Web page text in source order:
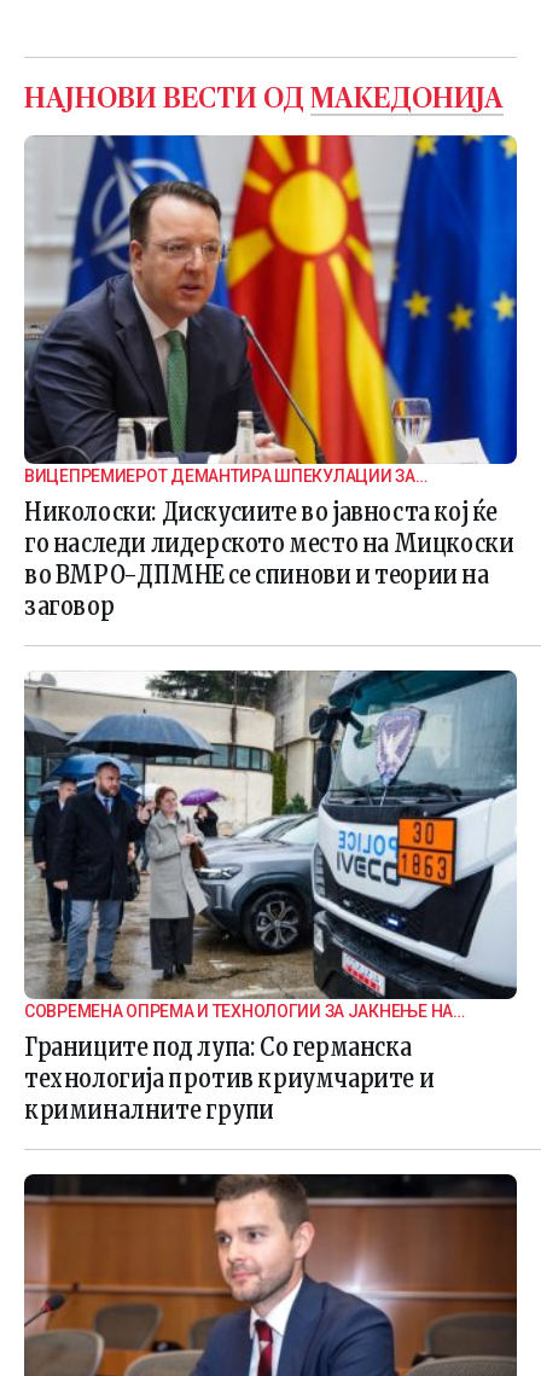
НАЈНОВИ ВЕСТИ ОД МАКЕДОНИЈА
ВИЦЕПРЕМИЕРОТ ДЕМАНТИРА ШПЕКУЛАЦИИ ЗА
ВНАТРЕПАРТИСКИ ПОДЕЛБИ
Николоски: Дискусиите во јавноста кој ќе
го наследи лидерското место на Мицкоски
во ВМРО-ДПМНЕ се спинови и теории на
заговор
СОВРЕМЕНА ОПРЕМА И ТЕХНОЛОГИИ ЗА ЈАКНЕЊЕ НА
ГРАНИЧНАТА БЕЗБЕДНОСТ
Границите под лупа: Со германска
технологија против криумчарите и
криминалните групи